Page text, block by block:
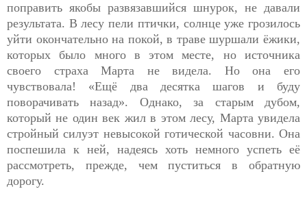
поправить якобы развязавшийся шнурок, не давали
результата. В лесу пели птички, солнце уже грозилось
уйти окончательно на покой, в траве шуршали ёжики,
которых было много в этом месте, но источника
своего страха Марта не видела. Но она его
чувствовала! «Ещё два десятка шагов и буду
поворачивать назад». Однако, за старым дубом,
который не один век жил в этом лесу, Марта увидела
стройный силуэт невысокой готической часовни. Она
поспешила к ней, надеясь хоть немного успеть её
рассмотреть, прежде, чем пуститься в обратную
дорогу.